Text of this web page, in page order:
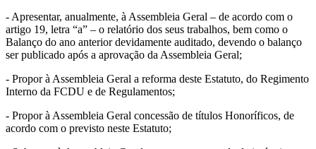
- Apresentar, anualmente, à Assembleia Geral – de acordo com o
artigo 19, letra “a” – o relatório dos seus trabalhos, bem como o
Balanço do ano anterior devidamente auditado, devendo o balanço
ser publicado após a aprovação da Assembleia Geral;
- Propor à Assembleia Geral a reforma deste Estatuto, do Regimento
Interno da FCDU e de Regulamentos;
- Propor à Assembleia Geral concessão de títulos Honoríficos, de
acordo com o previsto neste Estatuto;